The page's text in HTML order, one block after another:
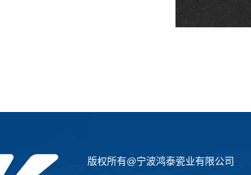
版权所有@宁波鸿泰瓷业有限公司